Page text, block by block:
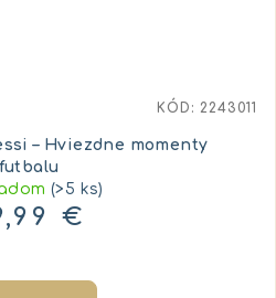
– Hviezdne momenty
futbalu
(>5 ks)
€
KÓD: 2243011